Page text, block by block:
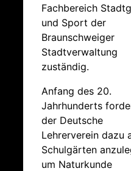
Fachbereich
und Sport der
Braunschweiger
Stadtverwaltung
zuständig.
Anfang des 20.
Jahrhunderts
der Deutsche
Lehrerverein dazu
Schulgärten
um Naturkunde